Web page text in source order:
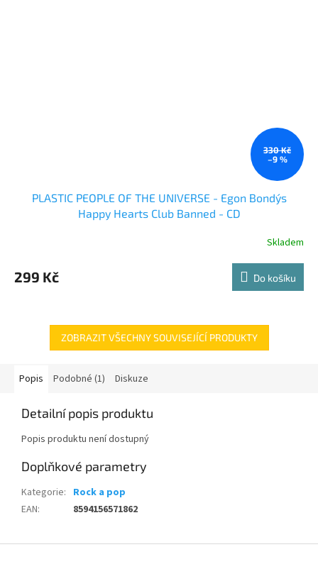
330 Kč
–9 %
PLASTIC PEOPLE OF THE UNIVERSE - Egon Bondy´s
Happy Hearts Club Banned - CD
Skladem
299 Kč Do košíku
ZOBRAZIT VŠECHNY SOUVISEJÍCÍ PRODUKTY
Popis Podobné (1) Diskuze
Detailní popis produktu
Popis produktu není dostupný
Doplňkové parametry
Kategorie: Rock a pop
EAN: 8594156571862